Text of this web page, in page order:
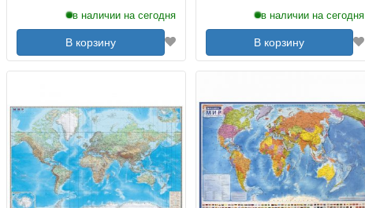
в наличии на сегодня
В корзину
в наличии на сегодня
В корзину